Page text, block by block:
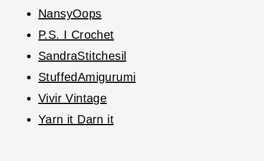
NansyOops
P.S. I Crochet
SandraStitchesil
StuffedAmigurumi
Vivir Vintage
Yarn it Darn it